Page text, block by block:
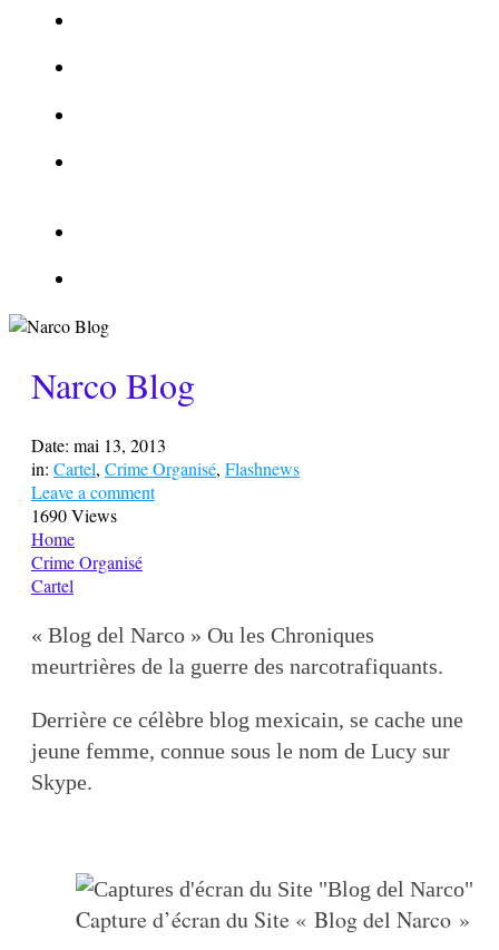
Narco Blog
Date: mai 13, 2013
in: Cartel, Crime Organisé, Flashnews
Leave a comment
1690 Views
Home
Crime Organisé
Cartel
« Blog del Narco » Ou les Chroniques
meurtrières de la guerre des narcotrafiquants.
Derrière ce célèbre blog mexicain, se cache une
jeune femme, connue sous le nom de Lucy sur
Skype.
Capture d’écran du Site « Blog del Narco »